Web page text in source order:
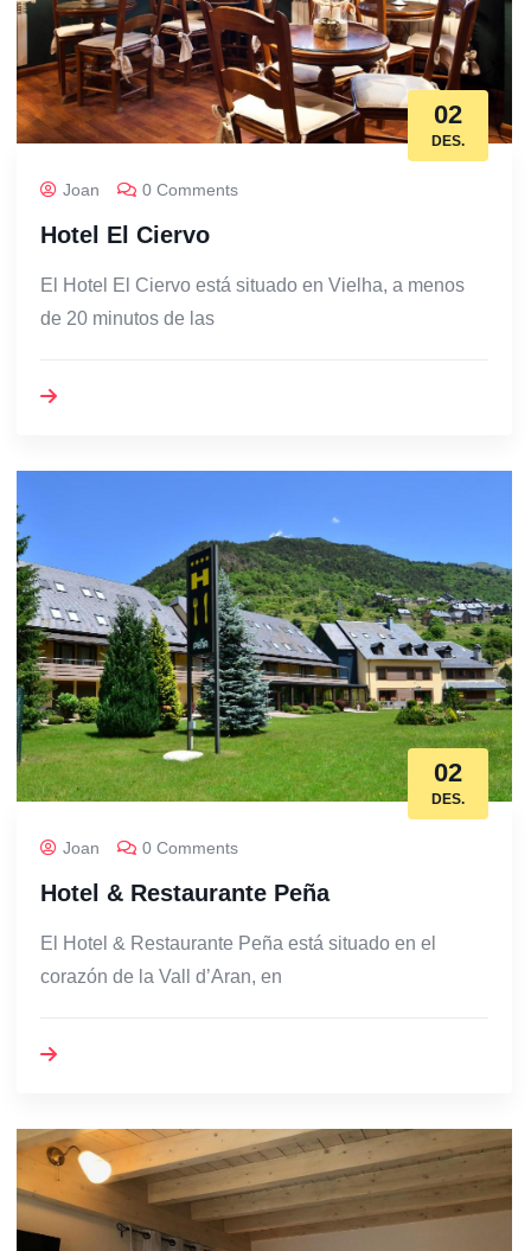
02
DES.
Joan 0 Comments
Hotel El Ciervo
El Hotel El Ciervo está situado en Vielha, a menos
de 20 minutos de las
02
DES.
Joan 0 Comments
Hotel & Restaurante Peña
El Hotel & Restaurante Peña está situado en el
corazón de la Vall d’Aran, en